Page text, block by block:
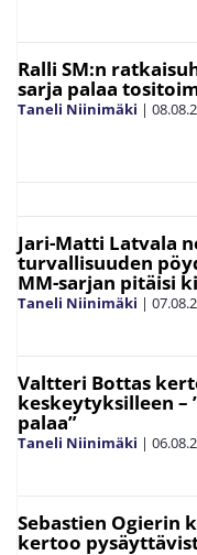
Ralli SM:n
sarja palaa
Taneli Niinimäki |
Jari-Matti Latvala
turvallisuuden
MM-sarjan pitäisi
Taneli Niinimäki |
Valtteri Bottas
keskeytyksilleen –
palaa”
Taneli Niinimäki |
Sebastien Ogierin
kertoo